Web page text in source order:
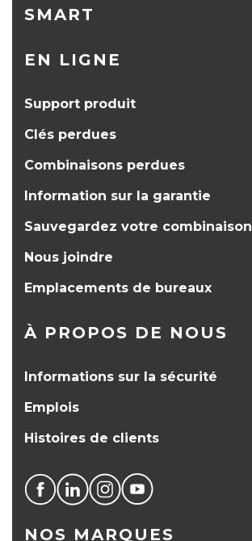
SMART
EN LIGNE
Support produit
Clés perdues
Combinaisons perdues
Information sur la garantie
Sauvegardez votre combinaison
Nous joindre
Emplacements de bureaux
À PROPOS DE NOUS
Informations sur la sécurité
Emplois
Histoires de clients
NOS MARQUES